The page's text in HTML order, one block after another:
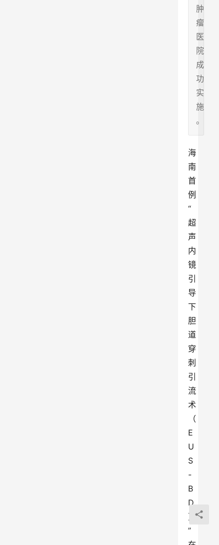
肿
瘤
医
院
成
功
实
施
。
海
南
首
例
“
超
声
内
镜
引
导
下
胆
道
穿
刺
引
流
术
（
E
U
S
-
B
D
）
”